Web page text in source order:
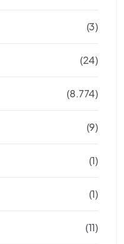
(3)
(24)
(8.774)
(9)
(1)
(1)
(11)